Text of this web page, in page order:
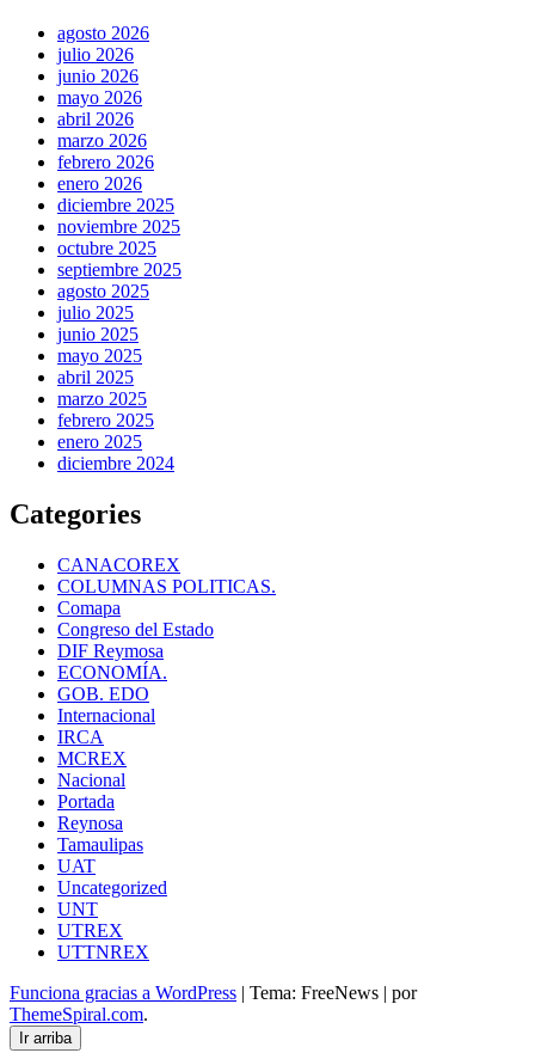
agosto 2026
julio 2026
junio 2026
mayo 2026
abril 2026
marzo 2026
febrero 2026
enero 2026
diciembre 2025
noviembre 2025
octubre 2025
septiembre 2025
agosto 2025
julio 2025
junio 2025
mayo 2025
abril 2025
marzo 2025
febrero 2025
enero 2025
diciembre 2024
Categories
CANACOREX
COLUMNAS POLITICAS.
Comapa
Congreso del Estado
DIF Reymosa
ECONOMÍA.
GOB. EDO
Internacional
IRCA
MCREX
Nacional
Portada
Reynosa
Tamaulipas
UAT
Uncategorized
UNT
UTREX
UTTNREX
Funciona gracias a WordPress | Tema: FreeNews | por
ThemeSpiral.com.
Ir arriba